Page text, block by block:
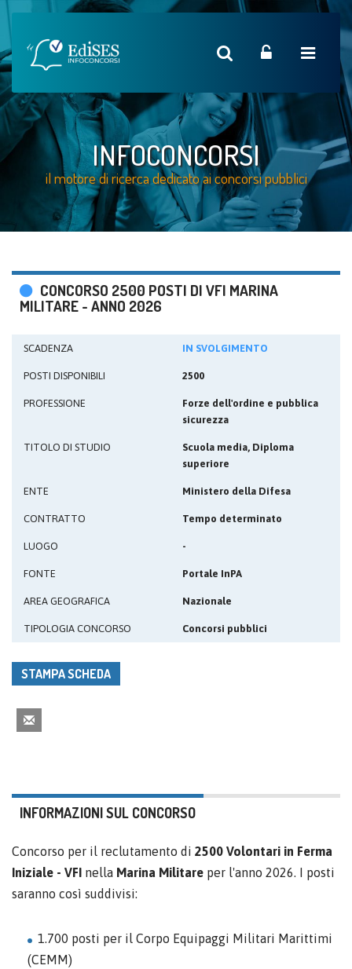
INFOCONCORSI
il motore di ricerca dedicato ai concorsi pubblici
CONCORSO 2500 POSTI DI VFI MARINA
MILITARE - ANNO 2026
SCADENZA IN SVOLGIMENTO
POSTI DISPONIBILI 2500
PROFESSIONE
Forze dell'ordine e pubblica
sicurezza
TITOLO DI STUDIO
Scuola media, Diploma
superiore
ENTE Ministero della Difesa
CONTRATTO Tempo determinato
LUOGO -
FONTE Portale InPA
AREA GEOGRAFICA Nazionale
TIPOLOGIA CONCORSO Concorsi pubblici
STAMPA SCHEDA
INFORMAZIONI SUL CONCORSO
Concorso per il reclutamento di 2500 Volontari in Ferma
Iniziale - VFI nella Marina Militare per l'anno 2026. I posti
saranno così suddivisi:
1.700 posti per il Corpo Equipaggi Militari Marittimi
(CEMM)